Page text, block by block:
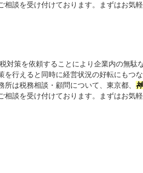
相談を受け付けております。まずはお気
対策を依頼することにより企業内の無駄
を行えると同時に経営状況の好転にもつ
所は税務相談・顧問について、東京都、
相談を受け付けております。まずはお気